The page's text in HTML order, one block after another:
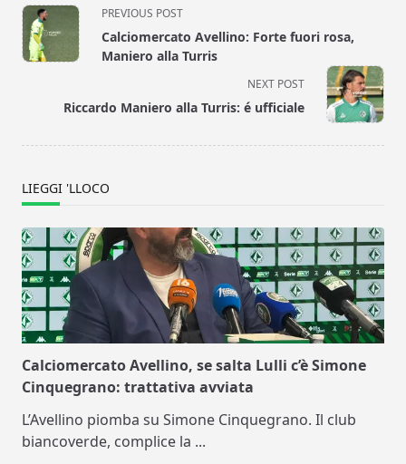
<span
class="nav-
subtitle
PREVIOUS POST
Calciomercato Avellino: Forte fuori rosa,
Maniero alla Turris
NEXT POST
Riccardo Maniero alla Turris: é ufficiale
LIEGGI 'LLOCO
Calciomercato Avellino, se salta Lulli c’è Simone
Cinquegrano: trattativa avviata
L’Avellino piomba su Simone Cinquegrano. Il club
biancoverde, complice la ...